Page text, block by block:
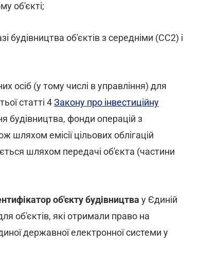
об'єкті;
будівництва об'єктів з середніми (СС2) і
осіб (у тому числі в управління) для
статті 4Закону про інвестиційну
будівництва, фонди операцій з
шляхом емісії цільових облігацій
шляхом передачі об'єкта (частини
об'єкту будівництва у Єдиній
об'єктів, які отримали право на
державної електронної системи у